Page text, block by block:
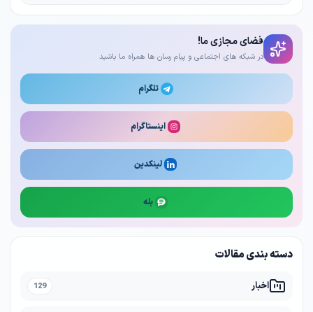
فضای مجازی ما!
در شبکه های اجتماعی و پیام رسان ها همراه ما باشید
تلگرام
اینستاگرام
لینکدین
بله
دسته بندی مقالات
اخبار 129